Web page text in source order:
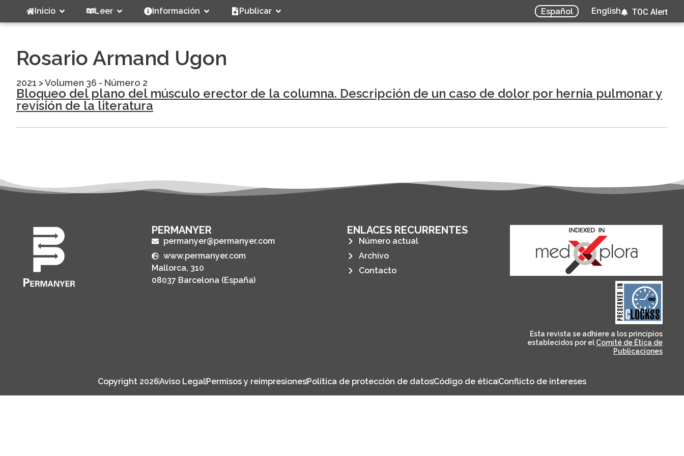
Inicio Leer Información Publicar Español English TOC Alert
Rosario Armand Ugon
2021 >Volumen 36 - Número 2
Bloqueo del plano del músculo erector de la columna. Descripción de un caso de dolor por hernia pulmonar y
revisión de la literatura
PERMANYER
permanyer@permanyer.com
www.permanyer.com
Mallorca, 310
08037 Barcelona (España)
ENLACES RECURRENTES
Número actual
Archivo
Contacto
CLOCKSS is a dak archive
that ensures the long-
term survival of web-
based scholary
publications, governed by
and for its stakeholders.
Esta revista se adhiere a los principios
establecidos por el Comité de Ética de
Publicaciones
Copyright 2026Aviso LegalPermisos y reimpresionesPolítica de protección de datosCódigo de éticaConflicto de intereses